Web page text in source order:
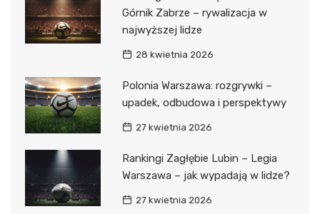
Górnik Zabrze – rywalizacja w
najwyższej lidze
28 kwietnia 2026
Polonia Warszawa: rozgrywki –
upadek, odbudowa i perspektywy
27 kwietnia 2026
Rankingi Zagłębie Lubin – Legia
Warszawa – jak wypadają w lidze?
27 kwietnia 2026